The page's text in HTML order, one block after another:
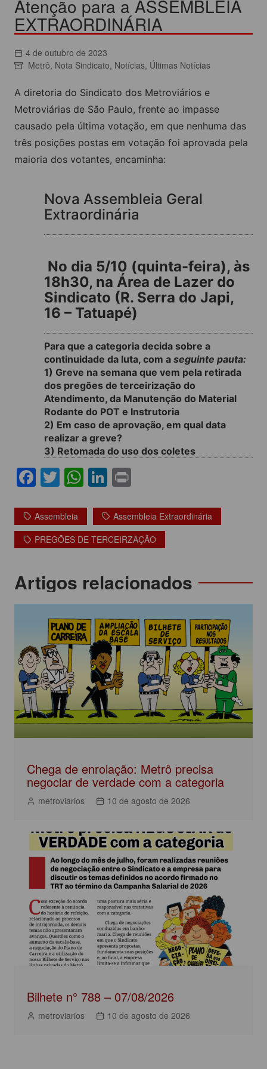
Atenção para a ASSEMBLEIA
EXTRAORDINÁRIA
4 de outubro de 2023
Metrô, Nota Sindicato, Notícias, Últimas Notícias
A diretoria do Sindicato dos Metroviários e
Metroviárias de São Paulo, frente ao impasse
causado pela última votação, em que nenhuma das
três posições postas em votação foi aprovada pela
maioria dos votantes, encaminha:
Nova Assembleia Geral
Extraordinária
No dia 5/10 (quinta-feira), às
18h30, na Área de Lazer do
Sindicato (R. Serra do Japi,
16 – Tatuapé)
Para que a categoria decida sobre a
continuidade da luta, com a seguinte pauta:
1) Greve na semana que vem pela retirada
dos pregões de terceirização do
Atendimento, da Manutenção do Material
Rodante do POT e Instrutoria
2) Em caso de aprovação, em qual data
realizar a greve?
3) Retomada do uso dos coletes
F
c
e
b
o
o
k
T
itt
er
W
at
s
A
p
Li
k
e
dI
t
Assembleia
Assembleia Extraordinária
PREGÕES DE TERCEIRZAÇÃO
Navegação
de
Post
Artigos relacionados
Chega de enrolação: Metrô precisa
negociar de verdade com a categoria
metroviarios 10 de agosto de 2026
Bilhete n° 788 – 07/08/2026
metroviarios 10 de agosto de 2026